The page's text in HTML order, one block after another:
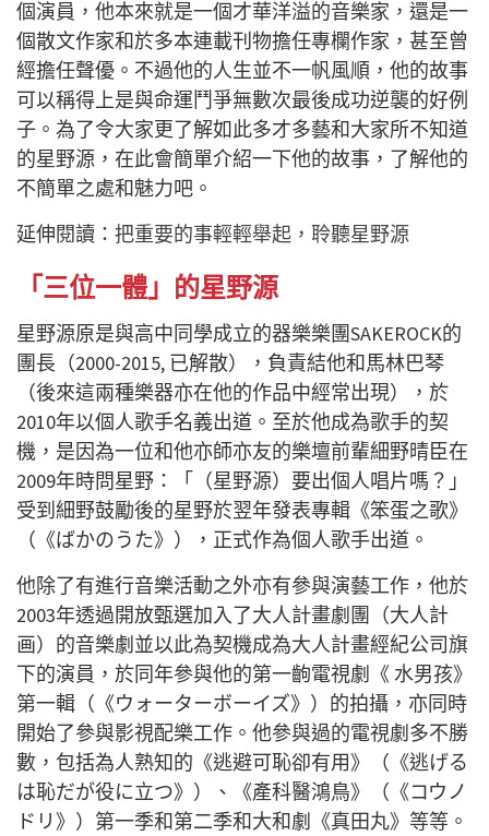
個演員，他本來就是一個才華洋溢的音樂家，還是一
個散文作家和於多本連載刊物擔任專欄作家，甚至曾
經擔任聲優。不過他的人生並不一帆風順，他的故事
可以稱得上是與命運鬥爭無數次最後成功逆襲的好例
子。為了令大家更了解如此多才多藝和大家所不知道
的星野源，在此會簡單介紹一下他的故事，了解他的
不簡單之處和魅力吧。
延伸閱讀： 把重要的事輕輕舉起，聆聽星野源
「三位一體」的星野源
星野源原是與高中同學成立的器樂樂團SAKEROCK的
團長（2000-2015, 已解散），負責結他和馬林巴琴
（後來這兩種樂器亦在他的作品中經常出現），於
2010年以個人歌手名義出道。至於他成為歌手的契
機，是因為一位和他亦師亦友的樂壇前輩細野晴臣在
2009年時問星野：「（星野源）要出個人唱片嗎？」
受到細野鼓勵後的星野於翌年發表專輯《笨蛋之歌》
（《ばかのうた》），正式作為個人歌手出道。
他除了有進行音樂活動之外亦有參與演藝工作，他於
2003年透過開放甄選加入了大人計畫劇團（大人計
画）的音樂劇並以此為契機成為大人計畫經紀公司旗
下的演員，於同年參與他的第一齣電視劇《 水男孩》
第一輯（《ウォーターボーイズ》）的拍攝，亦同時
開始了參與影視配樂工作。他參與過的電視劇多不勝
數，包括為人熟知的《逃避可恥卻有用》（《逃げる
は恥だが役に立つ》）、《產科醫鴻鳥》（《コウノ
ドリ》）第一季和第二季和大和劇《真田丸》等等。